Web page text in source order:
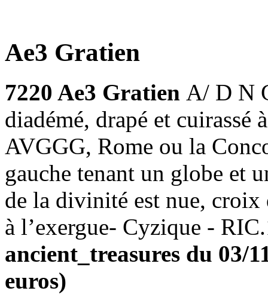
Ae3 Gratien
7220 Ae3 Gratien A/ D N
diadémé, drapé et
AVGGG, Rome ou la
gauche tenant un globe et
de la divinité est nue,
à l’exergue- Cyzique -
ancient_treasures du 03/
euros)